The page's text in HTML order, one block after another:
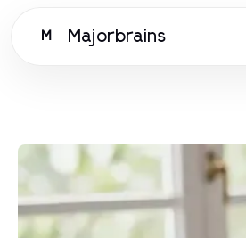
M Majorbrains